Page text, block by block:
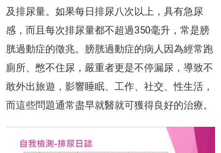
及排尿量。如果每日排尿八次以上，具有急尿
感，而且每次排尿量都不超過350毫升，常是膀
胱過動症的徵兆。膀胱過動症的病人因為經常跑
廁所、憋不住尿，嚴重者更是不停漏尿，導致不
敢外出旅遊，影響睡眠、工作、社交、性生活，
而這些問題通常盡早就醫就可獲得良好的治療。